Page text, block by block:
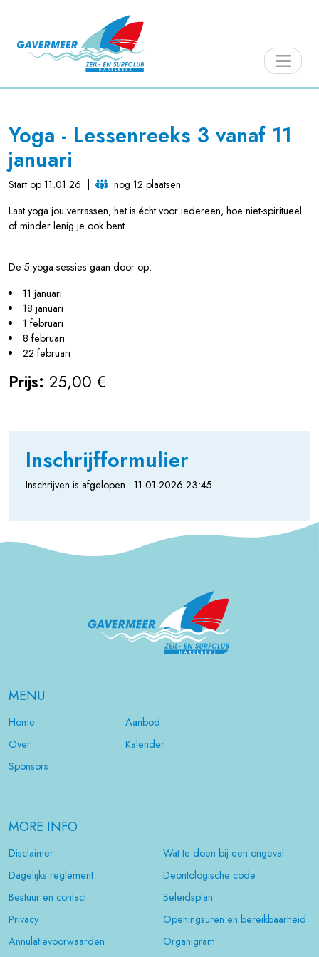
Yoga - Lessenreeks 3 vanaf 11
januari
Start op 11.01.26
nog 12 plaatsen
Laat yoga jou verrassen, het is écht voor iedereen, hoe niet-spiritueel
of minder lenig je ook bent.
De 5 yoga-sessies gaan door op:
11 januari
18 januari
1 februari
8 februari
22 februari
Prijs: 25,00 €
Inschrijfformulier
Inschrijven is afgelopen : 11-01-2026 23:45
MENU
Home
Aanbod
Over
Kalender
Sponsors
MORE INFO
Disclaimer
Wat te doen bij een ongeval
Dagelijks reglement
Deontologische code
Bestuur en contact
Beleidsplan
Privacy
Openingsuren en bereikbaarheid
Annulatievoorwaarden
Organigram